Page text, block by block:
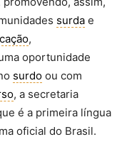
surda e
,
oportunidade
surdo ou com
, a secretaria
é a primeira língua
oficial do Brasil.